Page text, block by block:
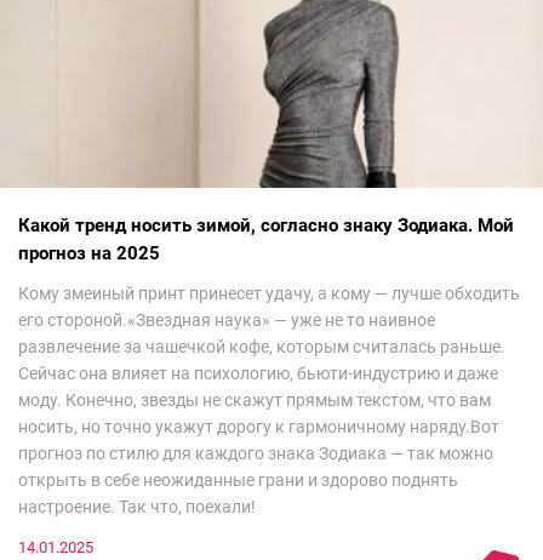
Какой тренд носить зимой, согласно знаку Зодиака. Мой
прогноз на 2025
Кому змеиный принт принесет удачу, а кому — лучше обходить
его стороной.«Звездная наука» — уже не то наивное
развлечение за чашечкой кофе, которым считалась раньше.
Сейчас она влияет на психологию, бьюти-индустрию и даже
моду. Конечно, звезды не скажут прямым текстом, что вам
носить, но точно укажут дорогу к гармоничному наряду.Вот
прогноз по стилю для каждого знака Зодиака — так можно
открыть в себе неожиданные грани и здорово поднять
настроение. Так что, поехали!
14.01.2025